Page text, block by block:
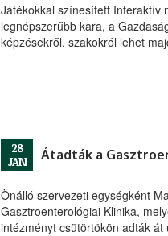
Játékokkal színesített Interaktív
legnépszerűbb kara, a
képzésekről, szakokról lehet
28
JAN
Átadták a
Önálló szervezeti egységként
Gasztroenterológiai Klinika,
intézményt csütörtökön adták át